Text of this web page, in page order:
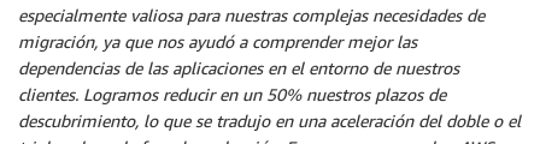
especialmente valiosa para nuestras complejas necesidades de
migración, ya que nos ayudó a comprender mejor las
dependencias de las aplicaciones en el entorno de nuestros
clientes. Logramos reducir en un 50% nuestros plazos de
descubrimiento, lo que se tradujo en una aceleración del doble o el